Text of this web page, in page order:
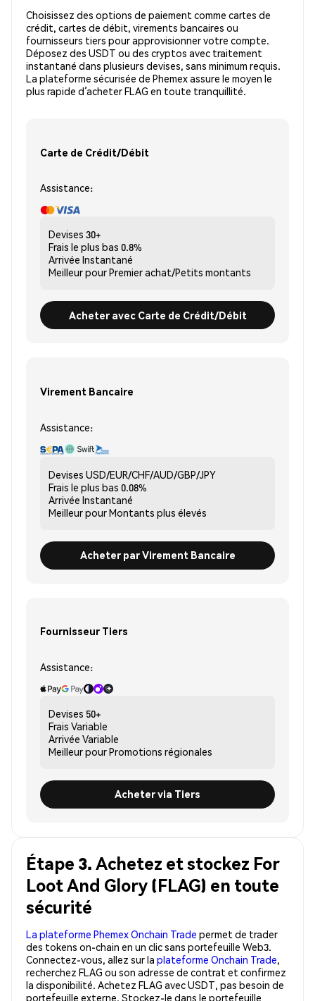
Choisissez des options de paiement comme cartes de
crédit, cartes de débit, virements bancaires ou
fournisseurs tiers pour approvisionner votre compte.
Déposez des USDT ou des cryptos avec traitement
instantané dans plusieurs devises, sans minimum requis.
La plateforme sécurisée de Phemex assure le moyen le
plus rapide d’acheter FLAG en toute tranquillité.
Carte de Crédit/Débit
Assistance:
Devises 30+
Frais le plus bas 0.8%
Arrivée Instantané
Meilleur pourPremier achat/Petits montants
Acheter avec Carte de Crédit/Débit
Virement Bancaire
Assistance:
Devises USD/EUR/CHF/AUD/GBP/JPY
Frais le plus bas 0.08%
Arrivée Instantané
Meilleur pourMontants plus élevés
Acheter par Virement Bancaire
Fournisseur Tiers
Assistance:
Devises 50+
Frais Variable
Arrivée Variable
Meilleur pourPromotions régionales
Acheter via Tiers
Étape 3. Achetez et stockez For
Loot And Glory (FLAG) en toute
sécurité
La plateforme Phemex Onchain Trade permet de trader
des tokens on-chain en un clic sans portefeuille Web3.
Connectez-vous, allez sur la plateforme Onchain Trade,
recherchez FLAG ou son adresse de contrat et confirmez
la disponibilité. Achetez FLAG avec USDT, pas besoin de
portefeuille externe. Stockez-le dans le portefeuille